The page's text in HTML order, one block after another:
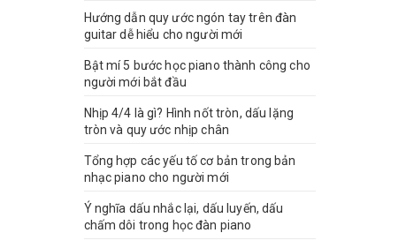
Hướng dẫn quy ước ngón tay trên đàn
guitar dễ hiểu cho người mới
Bật mí 5 bước học piano thành công cho
người mới bắt đầu
Nhịp 4/4 là gì? Hình nốt tròn, dấu lặng
tròn và quy ước nhịp chân
Tổng hợp các yếu tố cơ bản trong bản
nhạc piano cho người mới
Ý nghĩa dấu nhắc lại, dấu luyến, dấu
chấm dôi trong học đàn piano